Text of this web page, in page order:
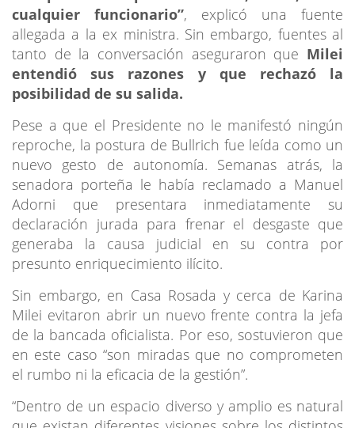
cualquier funcionario”, explicó una fuente
allegada a la ex ministra. Sin embargo, fuentes al
tanto de la conversación aseguraron que Milei
entendió sus razones y que rechazó la
posibilidad de su salida.
Pese a que el Presidente no le manifestó ningún
reproche, la postura de Bullrich fue leída como un
nuevo gesto de autonomía. Semanas atrás, la
senadora porteña le había reclamado a Manuel
Adorni que presentara inmediatamente su
declaración jurada para frenar el desgaste que
generaba la causa judicial en su contra por
presunto enriquecimiento ilícito.
Sin embargo, en Casa Rosada y cerca de Karina
Milei evitaron abrir un nuevo frente contra la jefa
de la bancada oficialista. Por eso, sostuvieron que
en este caso “son miradas que no comprometen
el rumbo ni la eficacia de la gestión”.
“Dentro de un espacio diverso y amplio es natural